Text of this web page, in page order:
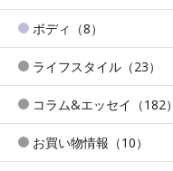
ボディ（8）
ライフスタイル（23）
コラム&エッセイ（182）
お買い物情報（10）